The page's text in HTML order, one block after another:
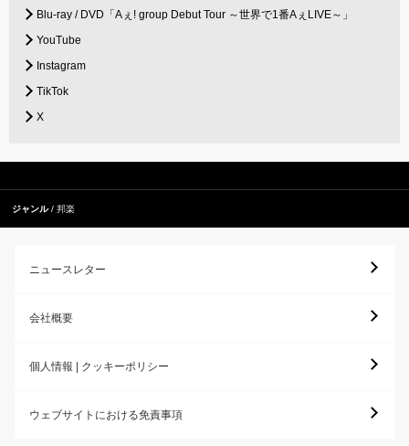
Blu-ray / DVD「Aぇ! group Debut Tour ～世界で1番AぇLIVE～」
YouTube
Instagram
TikTok
X
ジャンル 邦楽
ニュースレター
会社概要
個人情報 | クッキーポリシー
ウェブサイトにおける免責事項